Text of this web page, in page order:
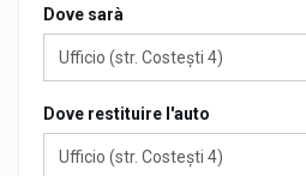
Dove sarà
Ufficio (str. Costești 4)
Dove restituire l'auto
Ufficio (str. Costești 4)